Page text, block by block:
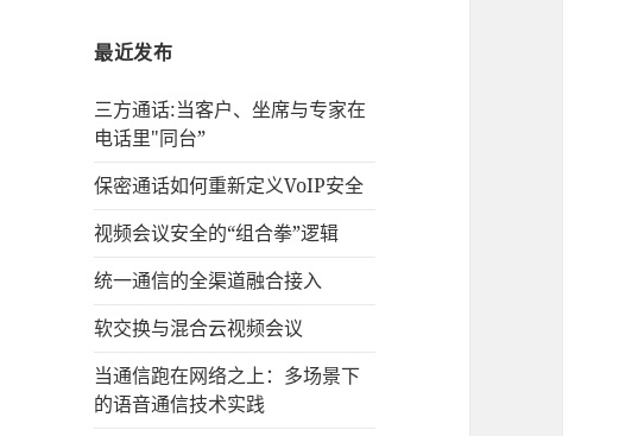
最近发布
三方通话:当客户、坐席与专家在
电话里"同台”
保密通话如何重新定义VoIP安全
视频会议安全的“组合拳”逻辑
统一通信的‌全渠道融合接入
软交换与混合云视频会议
当通信跑在网络之上：多场景下
的语音通信技术实践